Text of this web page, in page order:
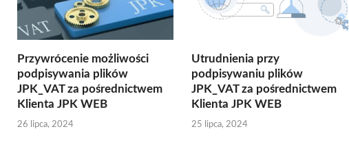
Przywrócenie możliwości
podpisywania plików
JPK_VAT za pośrednictwem
Klienta JPK WEB
26 lipca, 2024
Utrudnienia przy
podpisywaniu plików
JPK_VAT za pośrednictwem
Klienta JPK WEB
25 lipca, 2024